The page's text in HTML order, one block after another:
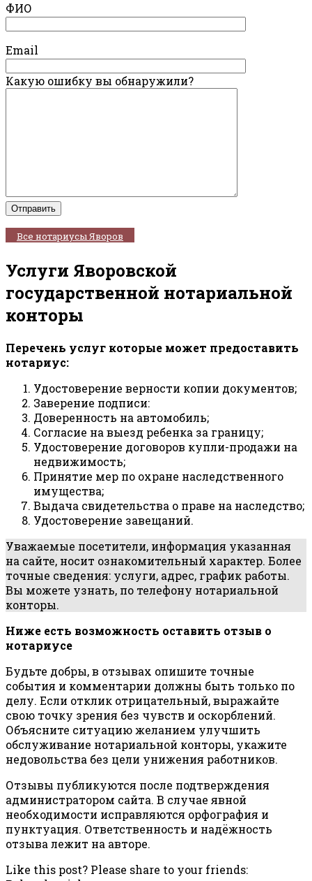
ФИО
Email
Какую ошибку вы обнаружили?
Все нотариусы Яворов
Услуги Яворовской
государственной нотариальной
конторы
Перечень услуг которые может предоставить
нотариус:
Удостоверение верности копии документов;
Заверение подписи:
Доверенность на автомобиль;
Согласие на выезд ребенка за границу;
Удостоверение договоров купли-продажи на
недвижимость;
Принятие мер по охране наследственного
имущества;
Выдача свидетельства о праве на наследство;
Удостоверение завещаний.
Уважаемые посетители, информация указанная
на сайте, носит ознакомительный характер. Более
точные сведения: услуги, адрес, график работы.
Вы можете узнать, по телефону нотариальной
конторы.
Ниже есть возможность оставить отзыв о
нотариусе
Будьте добры, в отзывах опишите точные
события и комментарии должны быть только по
делу. Если отклик отрицательный, выражайте
свою точку зрения без чувств и оскорблений.
Объясните ситуацию желанием улучшить
обслуживание нотариальной конторы, укажите
недовольства без цели унижения работников.
Отзывы публикуются после подтверждения
администратором сайта. В случае явной
необходимости исправляются орфография и
пунктуация. Ответственность и надёжность
отзыва лежит на авторе.
Like this post? Please share to your friends: